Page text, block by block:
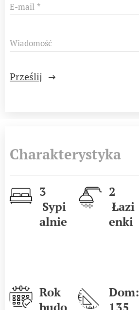
E-mail
Wiadomość
Prześlij
Charakterystyka
3
Sypi
alnie
2
Łazi
enki
Rok
Dom: